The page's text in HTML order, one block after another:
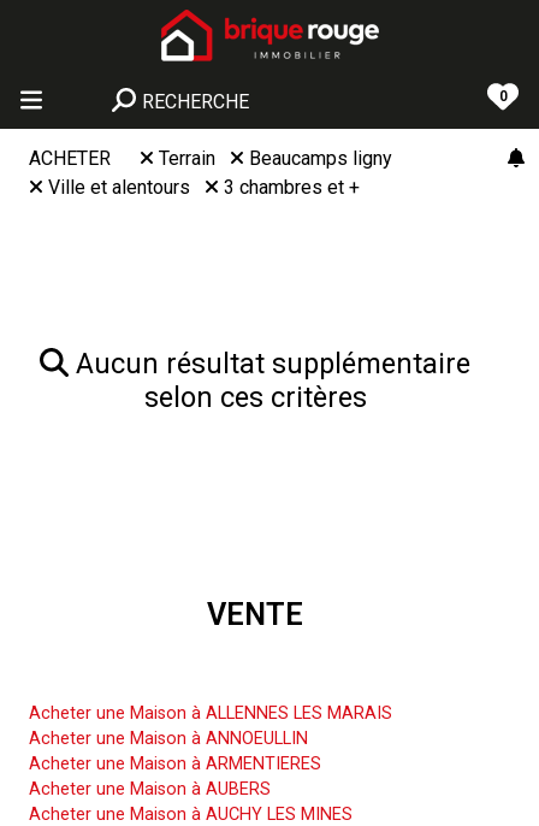
RECHERCHE 0
ACHETER Terrain
Beaucamps ligny
Ville et alentours
3 chambres et +
Aucun résultat supplémentaire
selon ces critères
VENTE
Acheter une Maison à ALLENNES LES MARAIS
Acheter une Maison à ANNOEULLIN
Acheter une Maison à ARMENTIERES
Acheter une Maison à AUBERS
Acheter une Maison à AUCHY LES MINES